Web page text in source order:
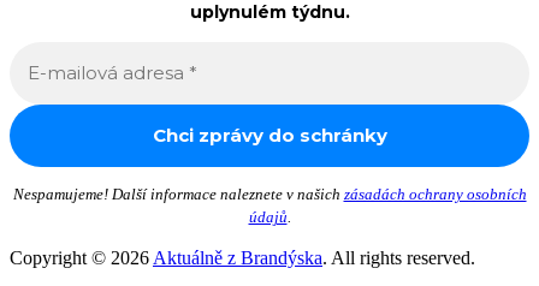
uplynulém týdnu.
Nespamujeme! Další informace naleznete v našich zásadách ochrany osobních
údajů.
Copyright © 2026 Aktuálně z Brandýska. All rights reserved.